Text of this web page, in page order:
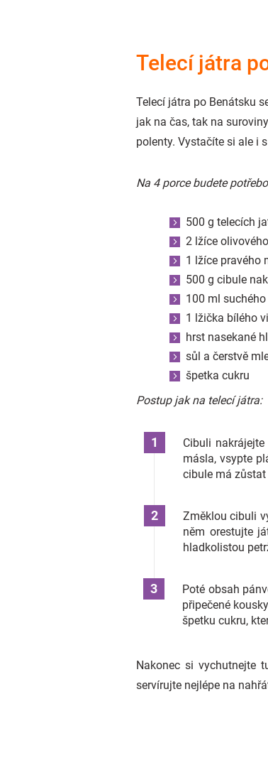
Telecí játra
Telecí játra po Benátsku
jak na čas, tak na
polenty. Vystačíte si ale i
Na 4 porce budete
500 g telecích
2 lžíce
1 lžíce pravého
500 g cibule
100 ml
1 lžička bílého
hrst nasekané
sůl a čerstvě
špetka cukru
Postup jak na telecí játra:
Cibuli
másla, vsypte
cibule má
Změklou cibuli
něm orestujte
hladkolistou
Poté obsah
připečené
špetku cukru,
Nakonec si vychutnejte
servírujte nejlépe na